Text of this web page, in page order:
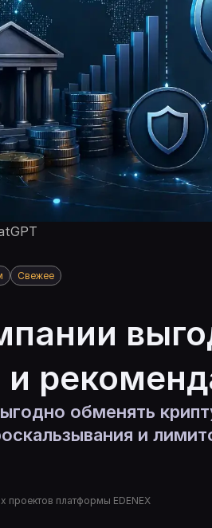
Свежее
и
обменять
и
проектов платформы EDENEX